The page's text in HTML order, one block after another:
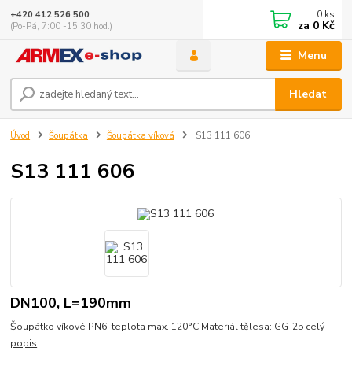
Menu
Hledat
+420 412 526 500
(Po-Pá, 7:00 -15:30 hod.)
0 ks
za 0 Kč
Úvod Šoupátka Šoupátka víková S13 111 606
S13 111 606
DN100, L=190mm
Šoupátko víkové PN6, teplota max. 120°C Materiál tělesa: GG-25 celý
popis